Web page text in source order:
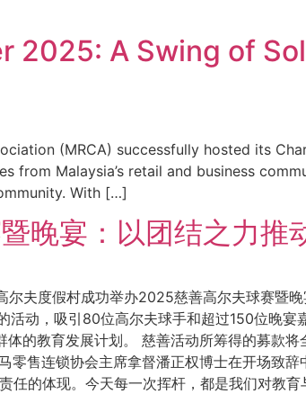
2025: A Swing of
(MRCA) successfully hosted its
from Malaysia’s retail and business
With […]
晚宴：以团结之力推
夫度假村成功举办2025慈善高尔夫球赛暨
活动，吸引80位高尔夫球手和超过150位晚
的教育发展计划。 慈善活动所筹得的募款
零售连锁协会主席拿督潘正权博士在开场致
任的体现。今天每一次挥杆，都是我们对教